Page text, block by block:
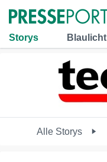
Storys Blaulicht
Alle Storys